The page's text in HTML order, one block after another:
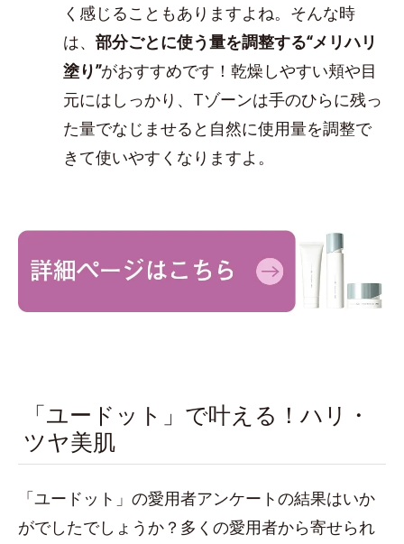
く感じることもありますよね。そんな時
は、 部分ごとに使う量を調整する“メリハリ
塗り”がおすすめです！乾燥しやすい頬や目
元にはしっかり、Tゾーンは手のひらに残っ
た量でなじませると自然に使用量を調整で
きて使いやすくなりますよ。
「ユードット」で叶える！ハリ・
ツヤ美肌
「ユードット」の愛用者アンケートの結果はいか
がでしたでしょうか？多くの愛用者から寄せられ